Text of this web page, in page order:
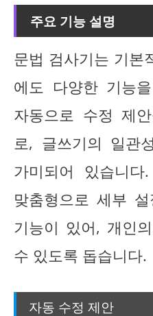
주요 기능 설명
문법 검사기는 기본
에도 다양한 기능
자동으로 수정 제
로, 글쓰기의 일관
가미되어 있습니
맞춤형으로 세부
기능이 있어, 개인
수 있도록 돕습니다.
자동 수정 제안